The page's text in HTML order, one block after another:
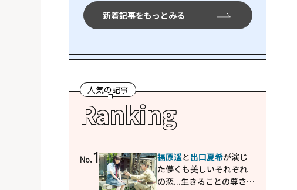
新着記事をもっとみる
人気の記事
Ranking
No.1 福原遥と出口夏希が演じ
た儚くも美しいそれぞれ
の恋...生きることの尊さを